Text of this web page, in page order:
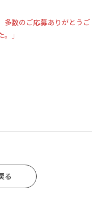
多数のご応募ありがとうご
」
る